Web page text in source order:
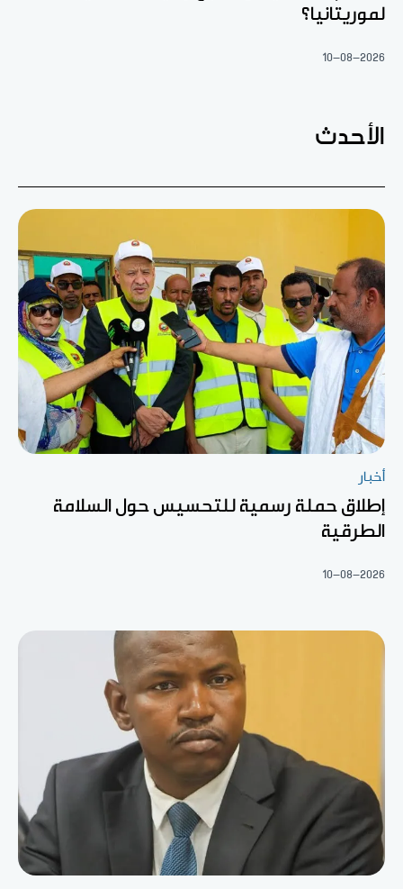
لموريتانيا؟
10-08-2026
الأحدث
أخبار
إطلاق حملة رسمية للتحسيس حول السلامة
الطرقية
10-08-2026